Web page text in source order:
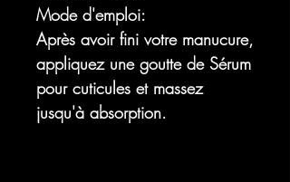
Mode d'emploi:
Après avoir fini votre manucure,
appliquez une goutte de Sérum
pour cuticules et massez
jusqu'à absorption.